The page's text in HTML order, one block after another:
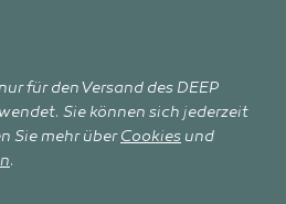
für den Versand des DEEP
Sie können sich jederzeit
Sie mehr überCookies und
.